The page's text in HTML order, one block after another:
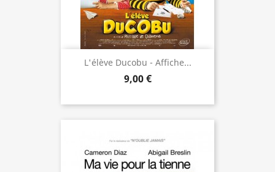
L'élève Ducobu - Affiche...
9,00 €